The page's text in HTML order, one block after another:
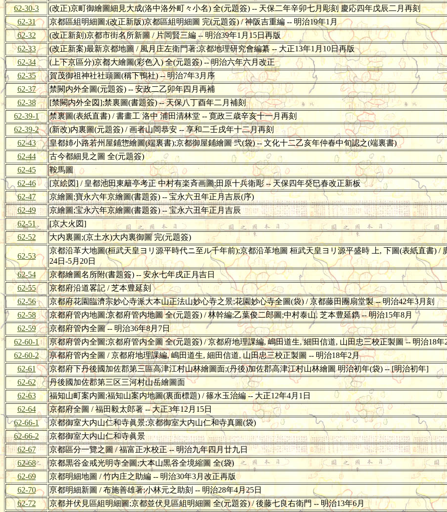
62-30-3
(改正)京町御繪圖細見大成(洛中洛外町々小名) 全(元題簽) -- 天保二年辛卯七月彫刻 慶応四年戊辰二月再刻
62-31
京都區組明細圖;(改正新版)京都區組明細圖 完(元題簽) / 神阪吉重編 -- 明治19年1月
62-32
(改正新刻)京都市街名所新圖 / 片岡賢三編 -- 明治39年1月15日再版
62-33
(改正新案)最新京都地圖 / 風月庄左衛門著;京都地理研究會編纂 -- 大正13年1月10日再版
62-34
(上下京區分)京都大繪圖(彩色入) 全(元題簽) -- 明治六年六月改正
62-35
賀茂御祖神社社頭圖(稱下鴨社) -- 明治7年3月序
62-37
禁闕内外全圖(元題簽) -- 安政二乙卯年四月再補
62-38
[禁闕内外全図];禁裏圖(書題簽) -- 天保八丁酉年二月補刻
62-39-1
禁裏圖(表紙直書) / 書畫工 洛中 浦田清林堂 -- 寛政三歳辛亥十一月再刻
62-39-2
(新改)内裏圖(元題簽) / 画者山岡恭安 -- 享和二壬戌年十二月再刻
62-43
皇都姉小路若州屋鋪惣繪圖(端裏書);京都御屋鋪繪圖 弐(袋) -- 文化十二乙亥年仲春中旬認之(端裏書)
62-44
古今都細見之圖 全(元題簽)
62-45
鞍馬圖
62-46
[京絵図] / 皇都池田東籬亭考正 中村有楽斉画圖;田原十兵衛彫 -- 天保四年癸巳春改正新板
62-47
京繪圖;寶永六年京繪圖(書題簽) -- 宝永六丑年正月吉辰(序)
62-49
京繪圖;宝永六年京繪圖(書題簽) -- 宝永六丑年正月吉辰
62-51
[京大火図]
62-52
大内裏圖;(京土水)大内裏御圖 完(元題簽)
62-53
京都沿革大地圖(桓武天皇ヨリ源平時代ニ至ル千年前);京都沿革地圖 桓武天皇ヨリ源平盛時 上, 下圖(表紙直書) /
24日-5月20日
62-54
京都繪圖名所附(書題簽) -- 安永七年戌正月吉日
62-55
京都府沿道畧記 / 芝本豊延刻
62-56
京都府花園臨濟宗妙心寺派大本山正法山妙心寺之景;花園妙心寺全圖(袋) / 京都藤田團扇堂製 -- 明治42年3月刻
62-58
京都府管内地圖;京都府管内地圖 全(元題簽) / 林幹編;乙葉俊二郎圖;中村泰山, 芝本豊延鐫 -- 明治15年8月
62-59
京都府管内全圖 -- 明治36年8月7日
62-60-1
亰都府管内全圖;京都府管内全圖 全(元題簽) / 京都府地理課編, 嶋田道生, 細田信道, 山田忠三校正製圖 -- 明治18年
62-60-2
亰都府管内全圖 / 京都府地理課編, 嶋田道生, 細田信道, 山田忠三校正製圖 -- 明治18年2月
62-61
京都府下丹後國加佐郡第三區高津江村山林繪圖面;(丹後)加佐郡高津江村山林繪圖 明治初年(袋) -- [明治初年]
62-62
丹後國加佐郡第三区三河村山岳繪圖面
62-63
福知山町案内圖;福知山案内地圖(裏面標題) / 篠水玉治編 -- 大正12年4月1日
62-64
京都府全圖 / 福田毅太郎著 -- 大正3年12月15日
62-66-1
京都御室大内山仁和寺眞景;京都御室大内山仁和寺真圖(袋)
62-66-2
京都御室大内山仁和寺眞景
62-67
京都區分一覽之圖 / 福富正水校正 -- 明治九年四月廿九日
62-68
京都黒谷金戒光明寺全圖;大本山黒谷全境縮圖 全(袋)
62-69
京都明細地圖 / 竹内庄之助編 -- 明治30年3月改正再版
62-70
亰都明細新圖 / 布施善雄著;小林元之助刻 -- 明治28年4月25日
62-72
京都并伏見區組明細圖;京都並伏見區組明細圖 全(元題簽) / 後藤七良右衛門 -- 明治13年6月